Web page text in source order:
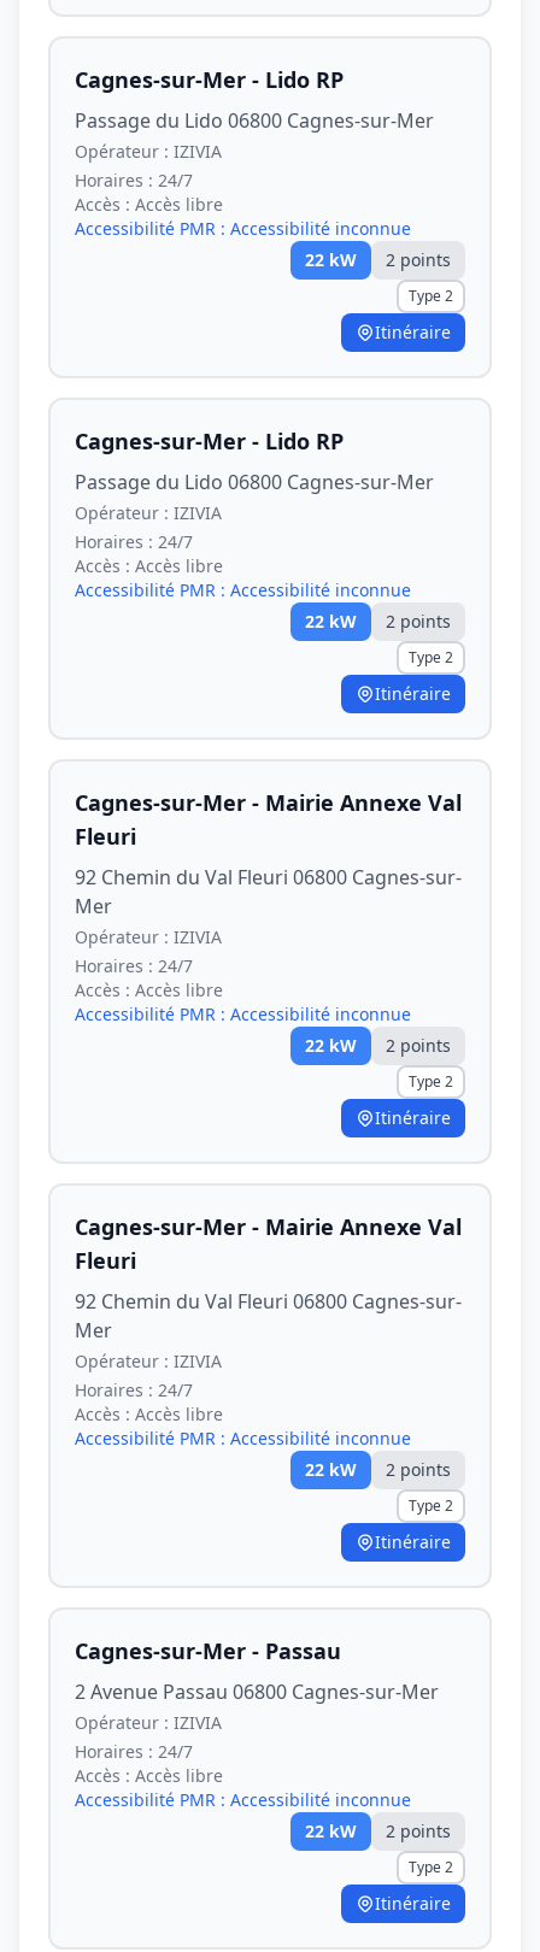
Cagnes-sur-Mer - Lido RP
Passage du Lido 06800 Cagnes-sur-Mer
Opérateur : IZIVIA
Horaires : 24/7
Accès : Accès libre
Accessibilité PMR : Accessibilité inconnue
22 kW 2 points
Type 2
Itinéraire
Cagnes-sur-Mer - Lido RP
Passage du Lido 06800 Cagnes-sur-Mer
Opérateur : IZIVIA
Horaires : 24/7
Accès : Accès libre
Accessibilité PMR : Accessibilité inconnue
22 kW 2 points
Type 2
Itinéraire
Cagnes-sur-Mer - Mairie Annexe Val
Fleuri
92 Chemin du Val Fleuri 06800 Cagnes-sur-
Mer
Opérateur : IZIVIA
Horaires : 24/7
Accès : Accès libre
Accessibilité PMR : Accessibilité inconnue
22 kW 2 points
Type 2
Itinéraire
Cagnes-sur-Mer - Mairie Annexe Val
Fleuri
92 Chemin du Val Fleuri 06800 Cagnes-sur-
Mer
Opérateur : IZIVIA
Horaires : 24/7
Accès : Accès libre
Accessibilité PMR : Accessibilité inconnue
22 kW 2 points
Type 2
Itinéraire
Cagnes-sur-Mer - Passau
2 Avenue Passau 06800 Cagnes-sur-Mer
Opérateur : IZIVIA
Horaires : 24/7
Accès : Accès libre
Accessibilité PMR : Accessibilité inconnue
22 kW 2 points
Type 2
Itinéraire